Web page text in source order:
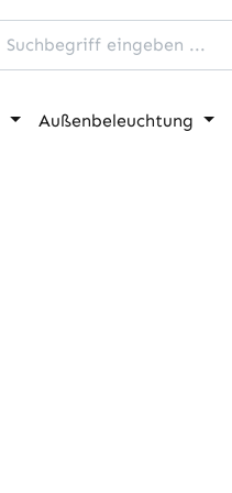
Außenbeleuchtung